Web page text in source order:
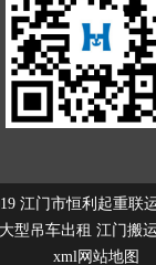
江门市恒利起重联
型吊车出租 江门搬
xml网站地图